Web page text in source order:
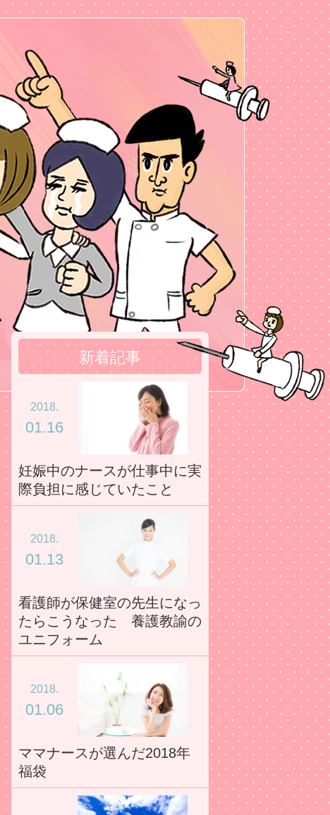
新着記事
2018.
01.16
妊娠中のナースが仕事中に実
際負担に感じていたこと
2018.
01.13
看護師が保健室の先生になっ
たらこうなった 養護教諭の
ユニフォーム
2018.
01.06
ママナースが選んだ2018年
福袋